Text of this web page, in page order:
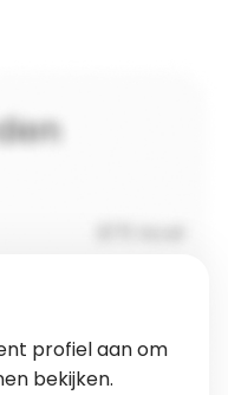
profiel aan om
bekijken.